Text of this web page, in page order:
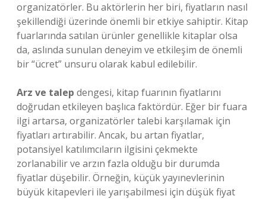
organizatörler. Bu aktörlerin her biri, fiyatların nasıl
şekillendiği üzerinde önemli bir etkiye sahiptir. Kitap
fuarlarında satılan ürünler genellikle kitaplar olsa
da, aslında sunulan deneyim ve etkileşim de önemli
bir “ücret” unsuru olarak kabul edilebilir.
Arz ve talep dengesi, kitap fuarının fiyatlarını
doğrudan etkileyen başlıca faktördür. Eğer bir fuara
ilgi artarsa, organizatörler talebi karşılamak için
fiyatları artırabilir. Ancak, bu artan fiyatlar,
potansiyel katılımcıların ilgisini çekmekte
zorlanabilir ve arzın fazla olduğu bir durumda
fiyatlar düşebilir. Örneğin, küçük yayınevlerinin
büyük kitapevleri ile yarışabilmesi için düşük fiyat